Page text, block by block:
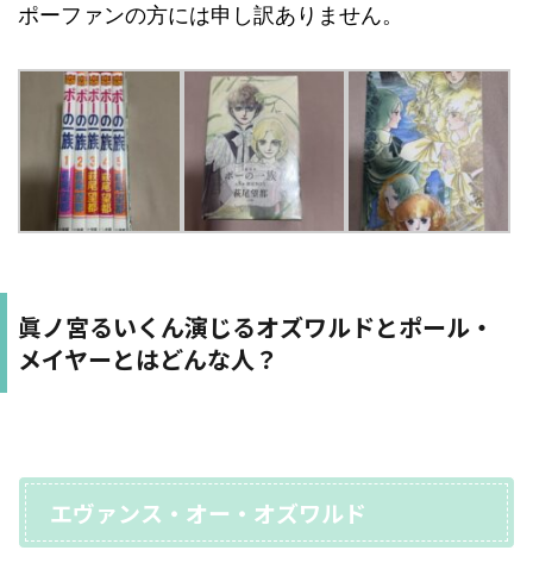
ポーファンの方には申し訳ありません。
眞ノ宮るいくん演じるオズワルドとポール・
メイヤーとはどんな人？
エヴァンス・オー・オズワルド